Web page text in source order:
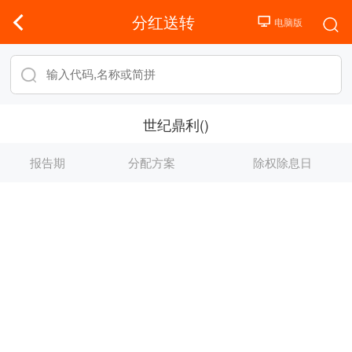
分红送转
世纪鼎利()
报告期 分配方案 除权除息日